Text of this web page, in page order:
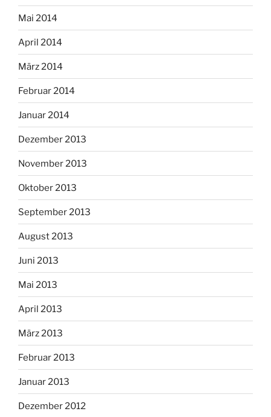
Mai 2014
April 2014
März 2014
Februar 2014
Januar 2014
Dezember 2013
November 2013
Oktober 2013
September 2013
August 2013
Juni 2013
Mai 2013
April 2013
März 2013
Februar 2013
Januar 2013
Dezember 2012